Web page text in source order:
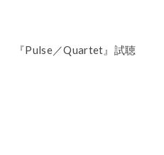
『Pulse／Quartet』試聴